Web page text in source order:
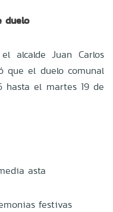
duelo
alcalde Juan Carlos
que el duelo comunal
hasta el martes 19 de
asta
festivas